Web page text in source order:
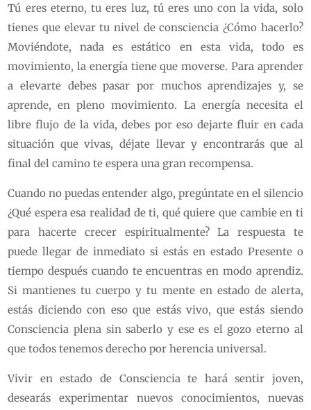
Tú eres eterno, tu eres luz, tú eres uno con la vida, solo
tienes que elevar tu nivel de consciencia ¿Cómo hacerlo?
Moviéndote, nada es estático en esta vida, todo es
movimiento, la energía tiene que moverse. Para aprender
a elevarte debes pasar por muchos aprendizajes y, se
aprende, en pleno movimiento. La energía necesita el
libre flujo de la vida, debes por eso dejarte fluir en cada
situación que vivas, déjate llevar y encontrarás que al
final del camino te espera una gran recompensa.
Cuando no puedas entender algo, pregúntate en el silencio
¿Qué espera esa realidad de ti, qué quiere que cambie en ti
para hacerte crecer espiritualmente? La respuesta te
puede llegar de inmediato si estás en estado Presente o
tiempo después cuando te encuentras en modo aprendiz.
Si mantienes tu cuerpo y tu mente en estado de alerta,
estás diciendo con eso que estás vivo, que estás siendo
Consciencia plena sin saberlo y ese es el gozo eterno al
que todos tenemos derecho por herencia universal.
Vivir en estado de Consciencia te hará sentir joven,
desearás experimentar nuevos conocimientos, nuevas